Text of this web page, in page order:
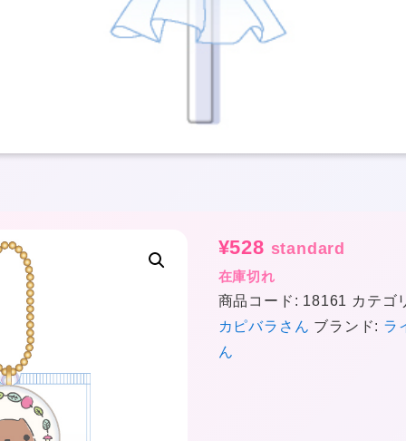
¥528 standard
在庫切れ
商品コード: 18161 カテゴ
カピバラさん ブランド: ラ
ん
★